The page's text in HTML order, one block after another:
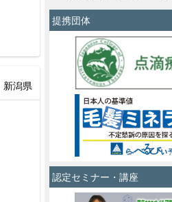
新潟県
提携団体
認定セミナー・講座